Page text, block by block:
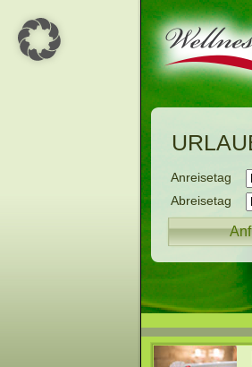
Anreisetag
Abreisetag